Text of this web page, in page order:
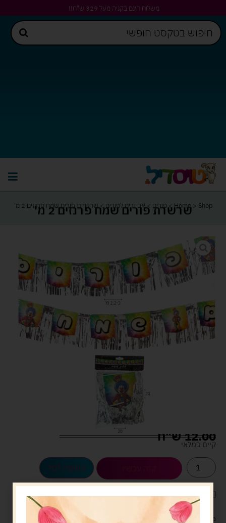
משלוח חינם בקניה מעל 329 ש"ח!!
Home> Shop
>פורים >אביזרים לפורים>שרשרת פורים שמח פרנזים 2 מ'
שרשרת פורים שמח פרנזים 2 מ'
12.00ש"ח
קיים במלאי
הוספה לסל
לארוז את המוצר באריזת מתנה5.00 ש"ח ?
מעל 329 ש"ח, משלוח עם שליח עד הבית חינם! – 0 ₪